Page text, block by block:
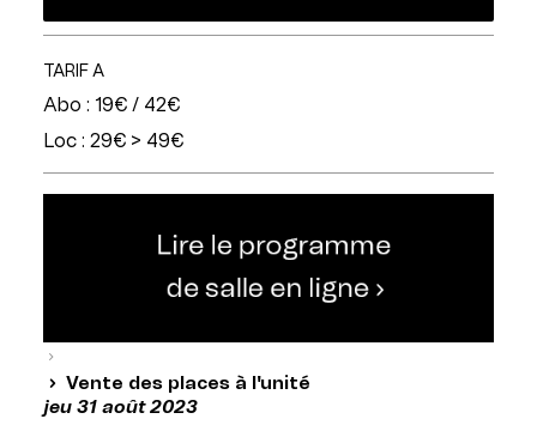
TARIF A
Abo : 19€ / 42€
Loc : 29€ > 49€
Vente des places à l'unité
jeu 31 août 2023